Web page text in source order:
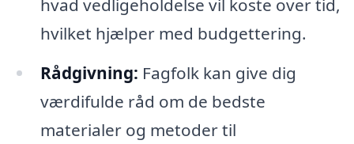
hvad vedligeholdelse vil koste over tid,
hvilket hjælper med budgettering.
Rådgivning: Fagfolk kan give dig
værdifulde råd om de bedste
materialer og metoder til